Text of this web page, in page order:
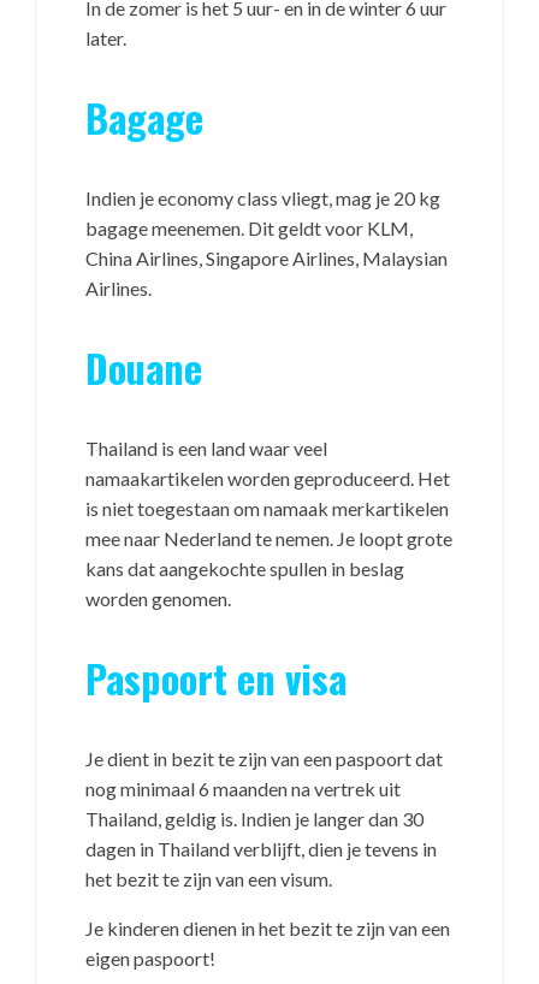
In de zomer is het 5 uur- en in de winter 6 uur
later.
Bagage
Indien je economy class vliegt, mag je 20 kg
bagage meenemen. Dit geldt voor KLM,
China Airlines, Singapore Airlines, Malaysian
Airlines.
Douane
Thailand is een land waar veel
namaakartikelen worden geproduceerd. Het
is niet toegestaan om namaak merkartikelen
mee naar Nederland te nemen. Je loopt grote
kans dat aangekochte spullen in beslag
worden genomen.
Paspoort en visa
Je dient in bezit te zijn van een paspoort dat
nog minimaal 6 maanden na vertrek uit
Thailand, geldig is. Indien je langer dan 30
dagen in Thailand verblijft, dien je tevens in
het bezit te zijn van een visum.
Je kinderen dienen in het bezit te zijn van een
eigen paspoort!